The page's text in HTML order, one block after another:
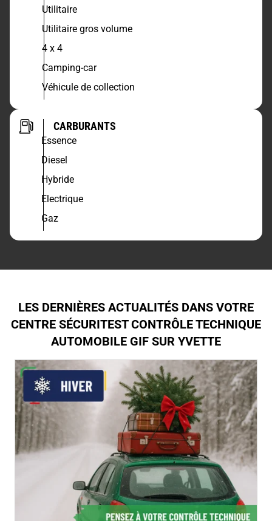
Utilitaire
Utilitaire gros volume
4 x 4
Camping-car
Véhicule de collection
CARBURANTS
Essence
Diesel
Hybride
Electrique
Gaz
LES DERNIÈRES ACTUALITÉS DANS VOTRE
CENTRE SÉCURITEST CONTRÔLE TECHNIQUE
AUTOMOBILE GIF SUR YVETTE